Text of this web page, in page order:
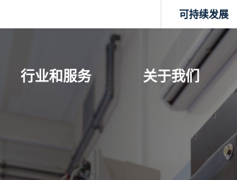
行业和服务 关于我们
可持续发展